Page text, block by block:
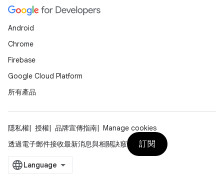
Android
Chrome
Firebase
Google Cloud Platform
所有產品
隱私權 授權 品牌宣傳指南
Manage cookies
透過電子郵件接收最新消息與相關訣竅
訂閱